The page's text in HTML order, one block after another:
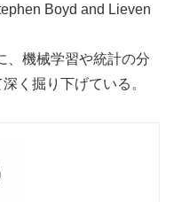
Boyd and Lieven
、機械学習や統計の分
く掘り下げている。